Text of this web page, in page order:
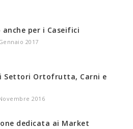
anche per i Caseifici
2017
Settori Ortofrutta, Carni e
2016
dedicata ai Market